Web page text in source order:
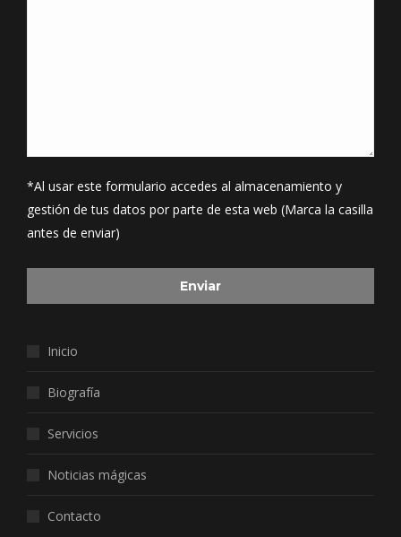
*Al usar este formulario accedes al almacenamiento y
gestión de tus datos por parte de esta web (Marca la casilla
antes de enviar)
Inicio
Biografía
Servicios
Noticias mágicas
Contacto